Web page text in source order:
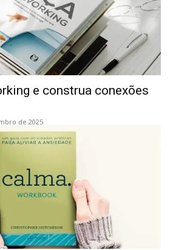
e construa conexões
de 2025